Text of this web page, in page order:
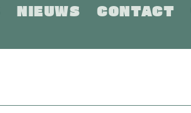
NIEUWS CONTACT